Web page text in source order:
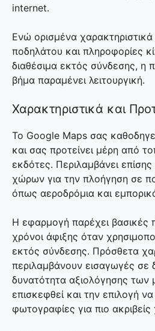
internet.
Ενώ ορισμένα
ποδηλάτου και πληροφορίες
διαθέσιμα εκτός σύνδεσης, η
βήμα παραμένει λειτουργική.
Χαρακτηριστικά και
Το Google Maps σας
και σας προτείνει μέρη από
εκδότες. Περιλαμβάνει
χώρων για την πλοήγηση σε
όπως αεροδρόμια και
Η εφαρμογή παρέχει βασικές
χρόνοι άφιξης όταν
εκτός σύνδεσης. Πρόσθετα
περιλαμβάνουν εισαγωγές σε
δυνατότητα αξιολόγησης
επισκεφθεί και την επιλογή
φωτογραφίες για πιο